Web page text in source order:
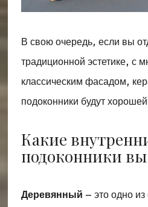
В свою очередь, если вы
традиционной эстетике, с
классическим фасадом,
подоконники будут
Какие
подоконники
Деревянный – это одно